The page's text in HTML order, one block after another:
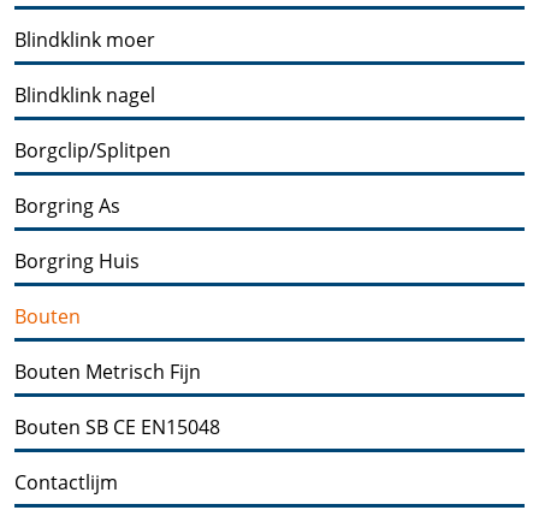
Blindklink moer
Blindklink nagel
Borgclip/Splitpen
Borgring As
Borgring Huis
Bouten
Bouten Metrisch Fijn
Bouten SB CE EN15048
Contactlijm